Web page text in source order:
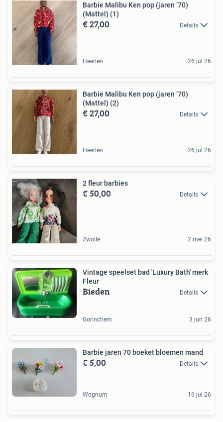
Barbie Malibu Ken pop (jaren ’70)
(Mattel) (1)
€ 27,00 Details
Heerlen 26 jul 26
Barbie Malibu Ken pop (jaren ’70)
(Mattel) (2)
€ 27,00 Details
Heerlen 26 jul 26
2 fleur barbies
€ 50,00 Details
Zwolle 2 mei 26
Vintage speelset bad 'Luxury Bath' merk
Fleur
Bieden Details
Gorinchem 3 jun 26
Barbie jaren 70 boeket bloemen mand
€ 5,00 Details
Wognum 16 jul 26